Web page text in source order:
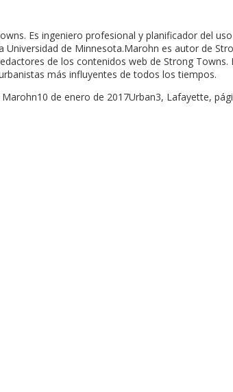
Es ingeniero profesional y planificador del
de Minnesota.Marohn es autor de
de los contenidos web de Strong
más influyentes de todos los tiempos.
de enero de 2017Urban3, Lafayette,